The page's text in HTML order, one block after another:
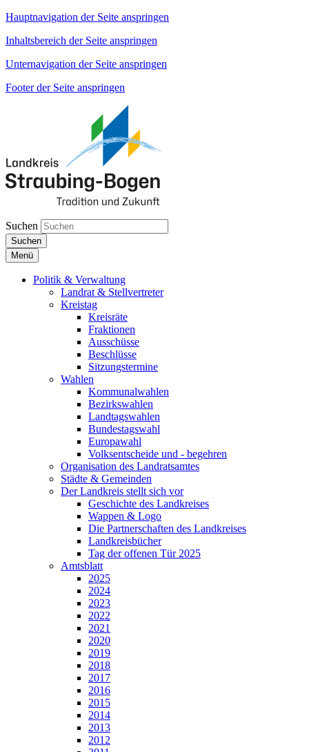
Hauptnavigation der Seite anspringen
Inhaltsbereich der Seite anspringen
Unternavigation der Seite anspringen
Footer der Seite anspringen
Suchen
Suchen
Menü
Politik & Verwaltung
Landrat & Stellvertreter
Kreistag
Kreisräte
Fraktionen
Ausschüsse
Beschlüsse
Sitzungstermine
Wahlen
Kommunalwahlen
Bezirkswahlen
Landtagswahlen
Bundestagswahl
Europawahl
Volksentscheide und - begehren
Organisation des Landratsamtes
Städte & Gemeinden
Der Landkreis stellt sich vor
Geschichte des Landkreises
Wappen & Logo
Die Partnerschaften des Landkreises
Landkreisbücher
Tag der offenen Tür 2025
Amtsblatt
2025
2024
2023
2022
2021
2020
2019
2018
2017
2016
2015
2014
2013
2012